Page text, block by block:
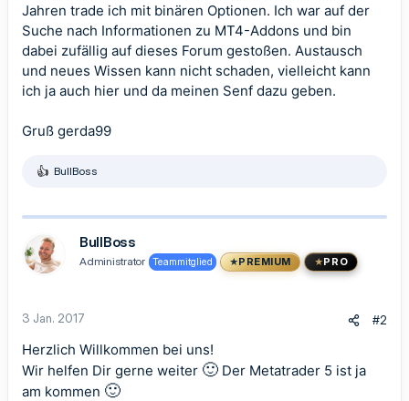
Jahren trade ich mit binären Optionen. Ich war auf der
Suche nach Informationen zu MT4-Addons und bin
dabei zufällig auf dieses Forum gestoßen. Austausch
und neues Wissen kann nicht schaden, vielleicht kann
ich ja auch hier und da meinen Senf dazu geben.
Gruß gerda99
R
k
o
:
BullBoss
BullBoss
Administrator Teammitglied PREMIUM PRO
3 Jan. 2017 #2
Herzlich Willkommen bei uns!
Wir helfen Dir gerne weiter 🙂 Der Metatrader 5 ist ja
am kommen 🙂